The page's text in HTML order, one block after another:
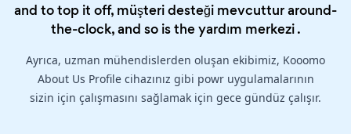
and to top it off, müşteri desteği mevcuttur around-
the-clock, and so is theyardım merkezi.
Ayrıca, uzman mühendislerden oluşan ekibimiz, Kooomo
About Us Profile cihazınız gibi powr uygulamalarının
sizin için çalışmasını sağlamak için gece gündüz çalışır.